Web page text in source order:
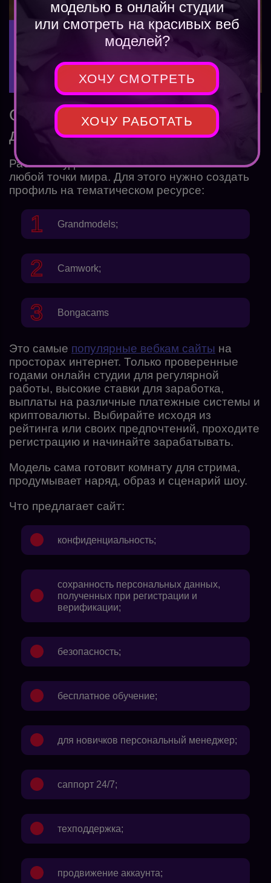
Особенности занятости на
дому
Работать удаленно в вебкаме можно из
любой точки мира. Для этого нужно создать
профиль на тематическом ресурсе:
Grandmodels;
Camwork;
Bongacams
Это самые популярные вебкам сайты на
просторах интернет. Только проверенные
годами онлайн студии для регулярной
работы, высокие ставки для заработка,
выплаты на различные платежные системы и
криптовалюты. Выбирайте исходя из
рейтинга или своих предпочтений, проходите
регистрацию и начинайте зарабатывать.
Модель сама готовит комнату для стрима,
продумывает наряд, образ и сценарий шоу.
Что предлагает сайт:
конфиденциальность;
сохранность персональных данных,
полученных при регистрации и
верификации;
безопасность;
бесплатное обучение;
для новичков персональный менеджер;
саппорт 24/7;
техподдержка;
продвижение аккаунта;
моделью в онлайн студии
или смотреть на красивых веб
моделей?
ХОЧУ СМОТРЕТЬ
ХОЧУ РАБОТАТЬ